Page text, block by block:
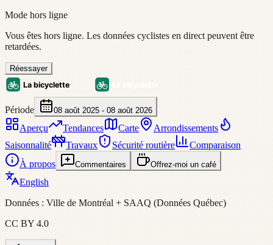
Mode hors ligne
Vous êtes hors ligne. Les données cyclistes en direct peuvent être
retardées.
Réessayer
Période 08 août 2025 - 08 août 2026
Aperçu Tendances Carte
Arrondissements
Saisonnalité
Travaux Sécurité routière
Comparaison
À propos
Commentaires Offrez-moi un café
English
Données : Ville de Montréal + SAAQ (Données Québec)
CC BY 4.0